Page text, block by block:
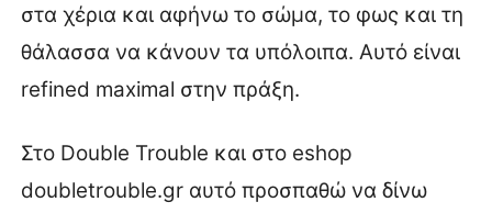
στα χέρια και αφήνω το σώμα, το φως και τη
θάλασσα να κάνουν τα υπόλοιπα. Αυτό είναι
refined maximal στην πράξη.
Στο Double Trouble και στο eshop
doubletrouble.gr αυτό προσπαθώ να δίνω